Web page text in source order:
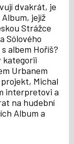
dvakrát, je
jejíž
Strážce
Sólového
albem Hoříš?
kategorii
Urbanem
Michal
interpretovi a
na hudební
Album a